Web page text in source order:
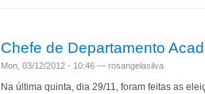
Chefe de Departamento
Mon, 03/12/2012 - 10:46 — rosangelasilva
Na última quinta, dia 29/11, foram feitas as